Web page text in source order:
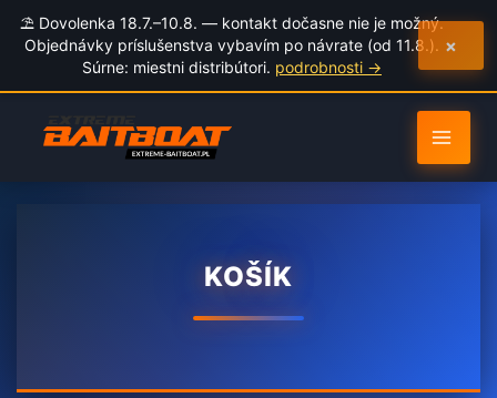
⛱️ Dovolenka 18.7.–10.8. — kontakt dočasne nie je možný.
Objednávky príslušenstva vybavím po návrate (od 11.8.).
Súrne: miestni distribútori. podrobnosti →
×
to
content
KOŠÍK